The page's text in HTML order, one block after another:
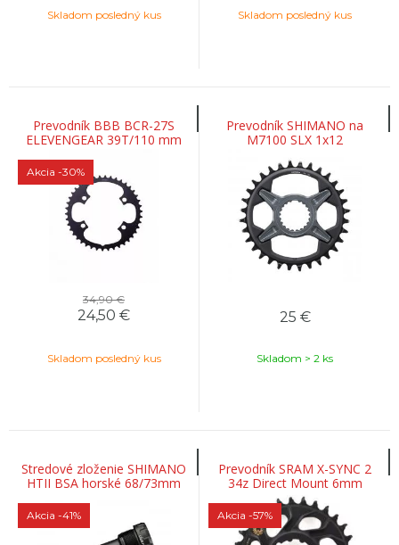
Skladom posledný kus Skladom posledný kus
Prevodník BBB BCR-27S
ELEVENGEAR 39T/110 mm
Akcia -30%
34,90 €
24,50 €
Skladom posledný kus
Prevodník SHIMANO na
M7100 SLX 1x12
25 €
Skladom > 2 ks
Stredové zloženie SHIMANO
HTII BSA horské 68/73mm
Akcia -41%
Prevodník SRAM X-SYNC 2
34z Direct Mount 6mm
Offset Boost Al Eagle Gold
Akcia -57%